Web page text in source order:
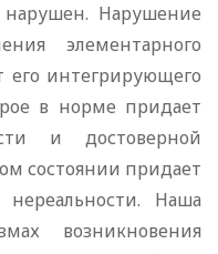
нарушен. Нарушение
элементарного
его интегрирующего
в норме придает
и достоверной
состоянии придает
Наша
возникновения